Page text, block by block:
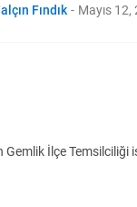
Fındık - Mayıs 12,
Gemlik İlçe